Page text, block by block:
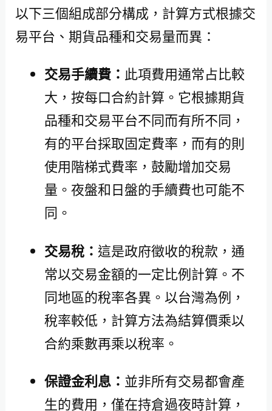
以下三個組成部分構成，計算方式根據交
易平台、期貨品種和交易量而異：
交易手續費： 此項費用通常占比較
大，按每口合約計算。它根據期貨
品種和交易平台不同而有所不同，
有的平台採取固定費率，而有的則
使用階梯式費率，鼓勵增加交易
量。夜盤和日盤的手續費也可能不
同。
交易稅： 這是政府徵收的稅款，通
常以交易金額的一定比例計算。不
同地區的稅率各異。以台灣為例，
稅率較低，計算方法為結算價乘以
合約乘數再乘以稅率。
保證金利息： 並非所有交易都會產
生的費用，僅在持倉過夜時計算，